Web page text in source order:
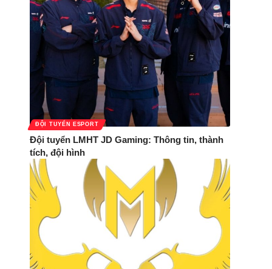
ĐỘI TUYỂN ESPORT
Đội tuyển LMHT JD Gaming: Thông tin, thành
tích, đội hình